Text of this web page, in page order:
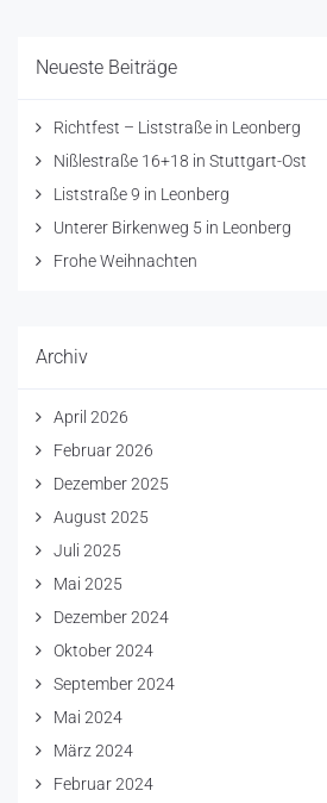
Neueste Beiträge
Richtfest – Liststraße in Leonberg
Nißlestraße 16+18 in Stuttgart-Ost
Liststraße 9 in Leonberg
Unterer Birkenweg 5 in Leonberg
Frohe Weihnachten
Archiv
April 2026
Februar 2026
Dezember 2025
August 2025
Juli 2025
Mai 2025
Dezember 2024
Oktober 2024
September 2024
Mai 2024
März 2024
Februar 2024